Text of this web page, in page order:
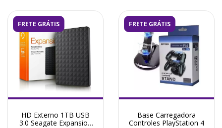
FRETE GRÁTIS
HD Externo 1TB USB
3.0 Seagate Expansion
FRETE GRÁTIS
Base Carregadora
Controles PlayStation 4